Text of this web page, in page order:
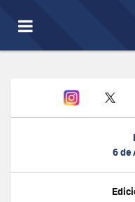
Toggle
navigation
6 de